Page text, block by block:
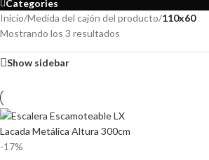
Categories
Inicio/Medida del cajón del producto/110x60
Mostrando los 3 resultados
Show sidebar
-17%